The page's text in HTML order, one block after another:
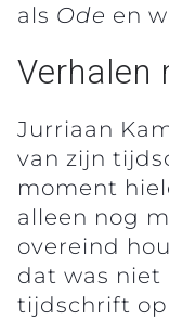
als Ode en
Verhalen
Jurriaan
van zijn
moment
alleen nog
overeind
dat was niet
tijdschrift